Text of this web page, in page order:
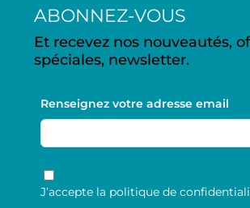
ABONNEZ-VOUS
Et recevez nos nouveautés,
spéciales, newsletter.
Renseignez votre adresse email
RGPD
J’accepte la politique de